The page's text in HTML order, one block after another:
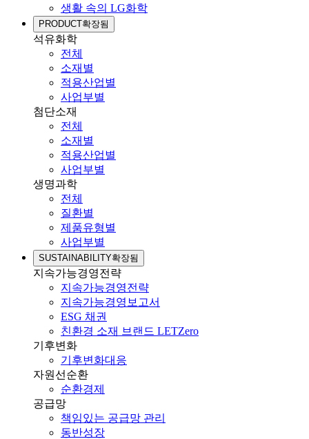
생활 속의 LG화학
PRODUCT확장됨
석유화학
전체
소재별
적용산업별
사업부별
첨단소재
전체
소재별
적용산업별
사업부별
생명과학
전체
질환별
제품유형별
사업부별
SUSTAINABILITY확장됨
지속가능경영전략
지속가능경영전략
지속가능경영보고서
ESG 채권
친환경 소재 브랜드 LETZero
기후변화
기후변화대응
자원선순환
순환경제
공급망
책임있는 공급망 관리
동반성장